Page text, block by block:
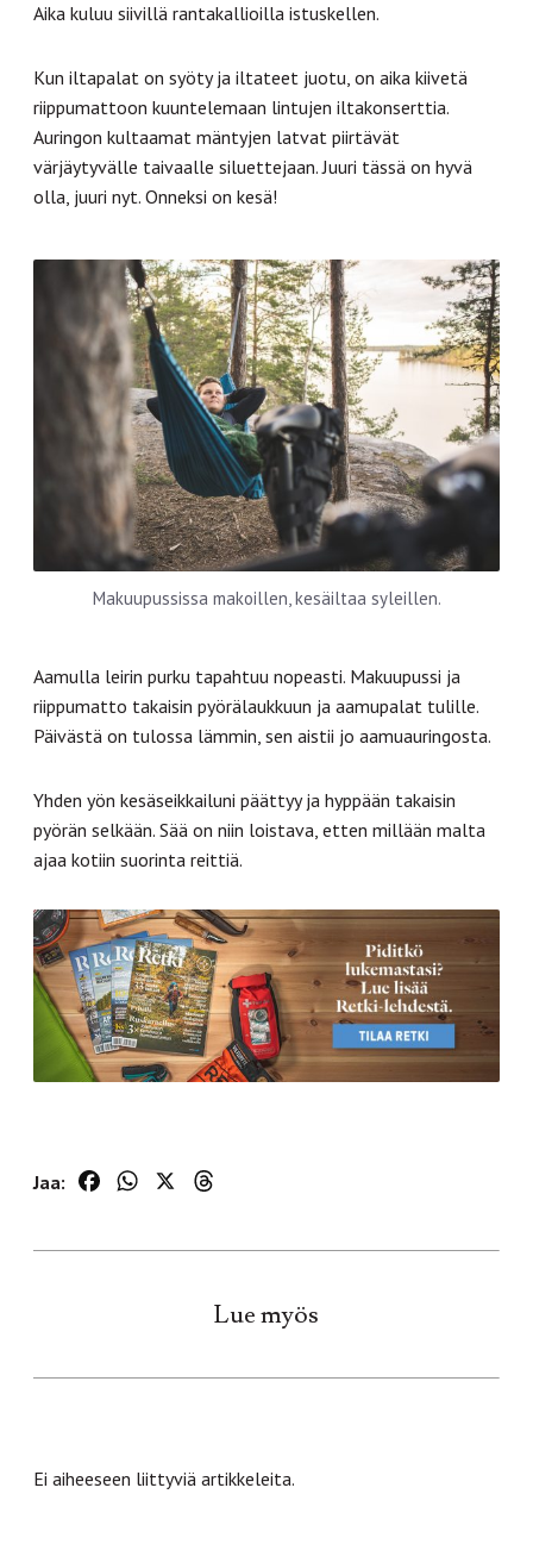
Aika kuluu siivillä rantakallioilla istuskellen.
Kun iltapalat on syöty ja iltateet juotu, on aika kiivetä
riippumattoon kuuntelemaan lintujen iltakonserttia.
Auringon kultaamat mäntyjen latvat piirtävät
värjäytyvälle taivaalle siluettejaan. Juuri tässä on hyvä
olla, juuri nyt. Onneksi on kesä!
Makuupussissa makoillen, kesäiltaa syleillen.
Aamulla leirin purku tapahtuu nopeasti. Makuupussi ja
riippumatto takaisin pyörälaukkuun ja aamupalat tulille.
Päivästä on tulossa lämmin, sen aistii jo aamuauringosta.
Yhden yön kesäseikkailuni päättyy ja hyppään takaisin
pyörän selkään. Sää on niin loistava, etten millään malta
ajaa kotiin suorinta reittiä.
Jaa: FacebookWhatsApp
Lue myös
Ei aiheeseen liittyviä artikkeleita.